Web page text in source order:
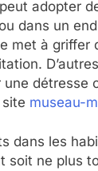
adopter
dans un
met à
détresse
museau-
dans les
soit ne plus